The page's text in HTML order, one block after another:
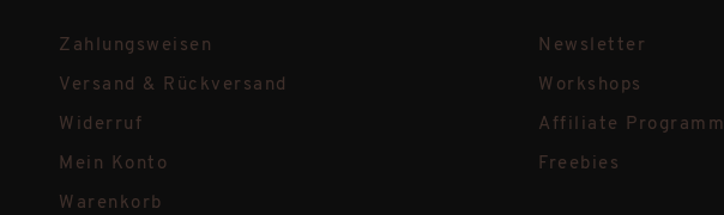
Zahlungsweisen
Versand & Rückversand
Widerruf
Mein Konto
Warenkorb
Newsletter
Workshops
Affiliate Programm
Freebies